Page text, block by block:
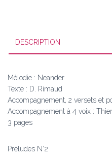
Escaich
DESCRIPTION
Mélodie : Neander
Texte : D. Rimaud
Accompagnement, 2 versets et
Accompagnement à 4 voix :
3 pages
Préludes N°2